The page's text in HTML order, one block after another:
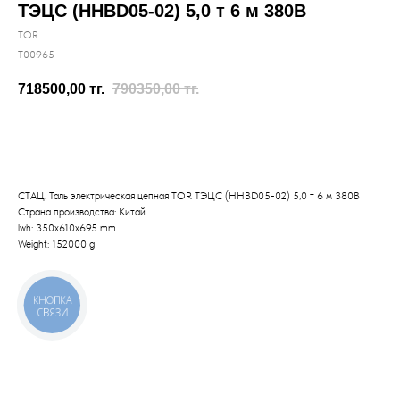
ТЭЦС (HHBD05-02) 5,0 т 6 м 380В
TOR
T00965
718500,00 тг. 790350,00 тг.
СТАЦ. Таль электрическая цепная TOR ТЭЦС (HHBD05-02) 5,0 т 6 м 380В
Страна производства: Китай
lwh: 350x610x695 mm
Weight: 152000 g
КНОПКА
СВЯЗИ